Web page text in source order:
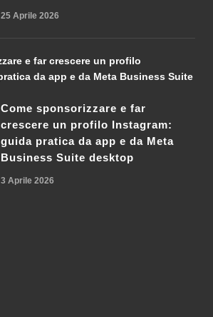
25 Aprile 2026
Come sponsorizzare e far
crescere un profilo Instagram:
guida pratica da app e da Meta
Business Suite desktop
3 Aprile 2026